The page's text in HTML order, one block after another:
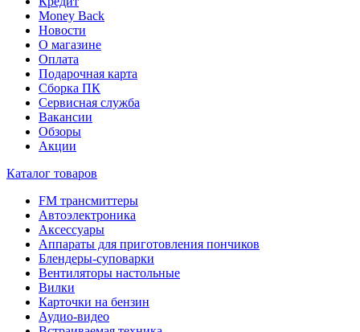
Money Back
Новости
О магазине
Оплата
Подарочная карта
Сборка ПК
Сервисная служба
Вакансии
Обзоры
Акции
Каталог товаров
FM трансмиттеры
Автоэлектроника
Аксессуары
Аппараты для приготовления пончиков
Блендеры-суповарки
Вентиляторы настольные
Вилки
Карточки на бензин
Аудио-видео